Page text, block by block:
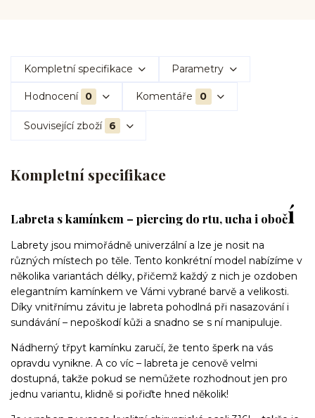
Kompletní specifikace Parametry
Hodnocení 0 Komentáře 0
Související zboží 6
Kompletní specifikace
Labreta s kamínkem – piercing do rtu, ucha i obočí
Labrety jsou mimořádně univerzální a lze je nosit na
různých místech po těle. Tento konkrétní model nabízíme v
několika variantách délky, přičemž každý z nich je ozdoben
elegantním kamínkem ve Vámi vybrané barvě a velikosti.
Díky vnitřnímu závitu je labreta pohodlná při nasazování i
sundávání – nepoškodí kůži a snadno se s ní manipuluje.
Nádherný třpyt kamínku zaručí, že tento šperk na vás
opravdu vynikne. A co víc – labreta je cenově velmi
dostupná, takže pokud se nemůžete rozhodnout jen pro
jednu variantu, klidně si pořiďte hned několik!